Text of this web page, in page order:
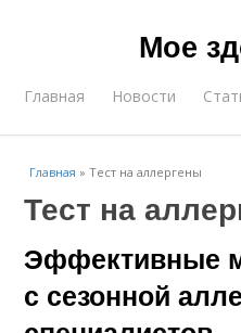
Мое
Главная Новости
Главная »Тест на аллергены
Тест на
Эффективные
с сезонной